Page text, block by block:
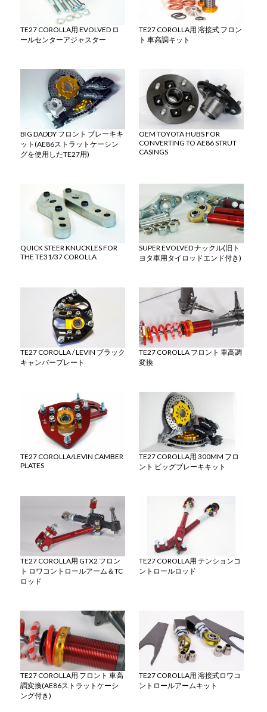
TE27 COROLLA用 EVOLVED ロ
ールセンターアジャスター
TE27 COROLLA用 溶接式 フロン
ト 車高調キット
BIG DADDY フロント ブレーキキ
ット(AE86ストラットケーシン
グを使用したTE27用)
OEM TOYOTA HUBS FOR
CONVERTING TO AE86 STRUT
CASINGS
QUICK STEER KNUCKLES FOR
THE TE31/37 COROLLA
SUPER EVOLVED ナックル(旧ト
ヨタ車用タイロッドエンド付き)
TE27 COROLLA / LEVIN ブラック
キャンバープレート
TE27 COROLLA フロント 車高調
変換
TE27 COROLLA/LEVIN CAMBER
PLATES
TE27 COROLLA用 300MM フロ
ント ビッグブレーキキット
TE27 COROLLA用 GTX2 フロン
ト ロワコントロールアーム＆TC
ロッド
TE27 COROLLA用 テンションコ
ントロールロッド
TE27 COROLLA用 フロント 車高
調変換(AE86ストラットケーシ
ング付き)
TE27 COROLLA用 溶接式ロワコ
ントロールアームキット